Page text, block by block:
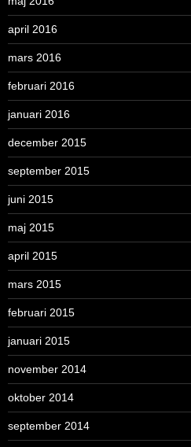
april 2016
mars 2016
februari 2016
januari 2016
december 2015
september 2015
juni 2015
maj 2015
april 2015
mars 2015
februari 2015
januari 2015
november 2014
oktober 2014
september 2014